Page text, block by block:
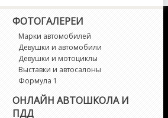
ФОТОГАЛЕРЕИ
Марки автомобилей
Девушки и автомобили
Девушки и мотоциклы
Выставки и автосалоны
Формула 1
ОНЛАЙН АВТОШКОЛА И
ПДД